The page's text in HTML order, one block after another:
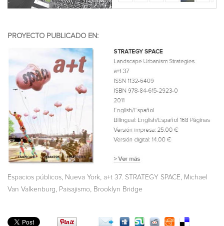
PROYECTO PUBLICADO EN:
Espacios públicos Nueva York a+t 37. STRATEGY SPACE
Michael
Van Valkenburg
Paisajismo Brooklyn Bridge